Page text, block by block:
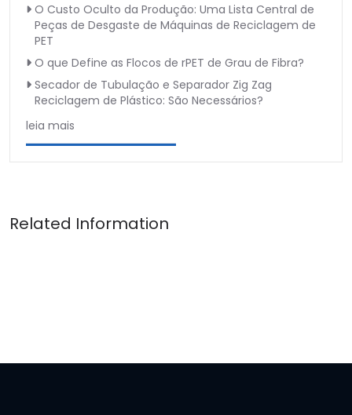
O Custo Oculto da Produção: Uma Lista Central de
Peças de Desgaste de Máquinas de Reciclagem de
PET
O que Define as Flocos de rPET de Grau de Fibra?
Secador de Tubulação e Separador Zig Zag
Reciclagem de Plástico: São Necessários?
leia mais